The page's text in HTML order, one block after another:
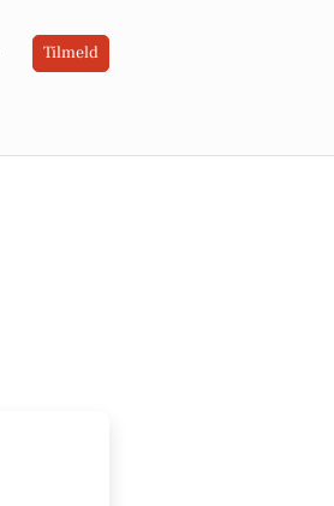
Tilmeld